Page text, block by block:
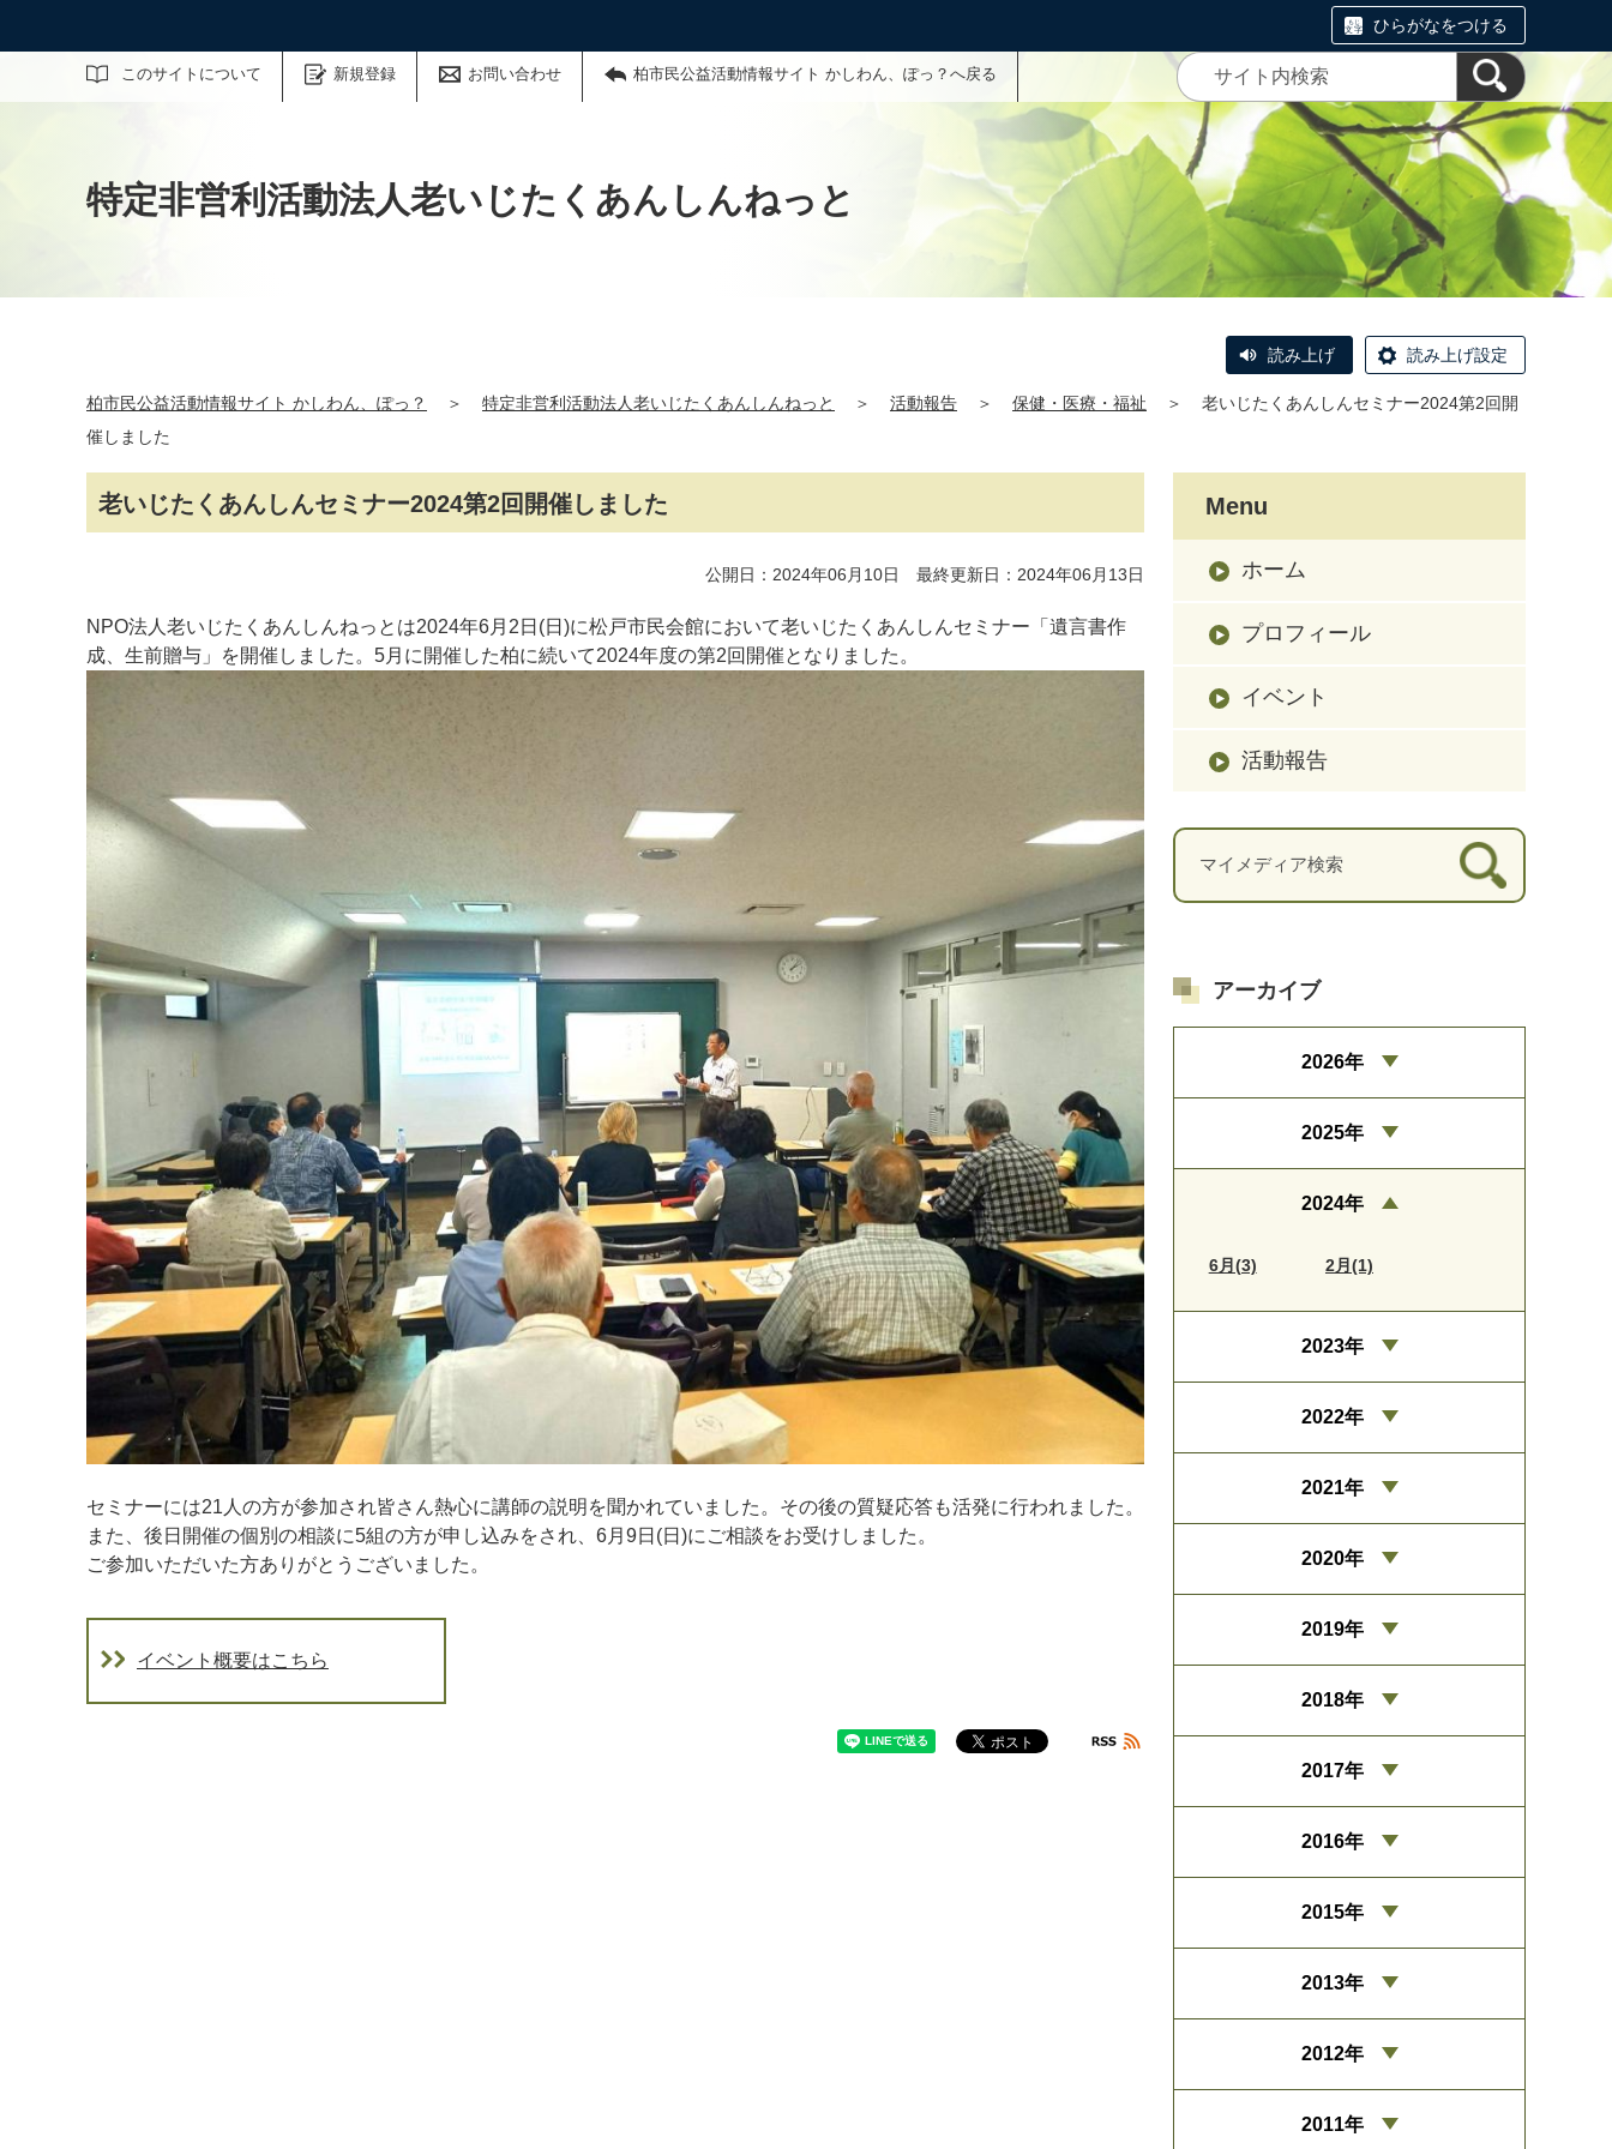
ひらがなをつける
このサイトについて 新規登録 お問い合わせ 柏市民公益活動情報サイト かしわん、ぽっ？へ戻る
サイト内検索
特定非営利活動法人老いじたくあんしんねっと
読み上げ 読み上げ設定
柏市民公益活動情報サイト かしわん、ぽっ？ ＞ 特定非営利活動法人老いじたくあんしんねっと ＞ 活動報告 ＞ 保健・医療・福祉 ＞
老いじたくあんしんセミナー2024第2回開
催しました
老いじたくあんしんセミナー2024第2回開催しました
公開日：2024年06月10日 最終更新日：2024年06月13日
NPO法人老いじたくあんしんねっとは2024年6月2日(日)に松戸市民会館において老いじたくあんしんセミナー「遺言書作
成、生前贈与」を開催しました。5月に開催した柏に続いて2024年度の第2回開催となりました。
セミナーには21人の方が参加され皆さん熱心に講師の説明を聞かれていました。その後の質疑応答も活発に行われました。
また、後日開催の個別の相談に5組の方が申し込みをされ、6月9日(日)にご相談をお受けしました。
ご参加いただいた方ありがとうございました。
イベント概要はこちら
Menu
ホーム
プロフィール
イベント
活動報告
アーカイブ
2026年
2025年
2024年
6月(3) 2月(1)
2023年
2022年
2021年
2020年
2019年
2018年
2017年
2016年
2015年
2013年
2012年
2011年